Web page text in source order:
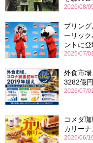
2026/08/
プリン
ーリッ
ントに登
2026/07/
外食市
3282億
2026/07/
コメダ
カリー
2026/06/